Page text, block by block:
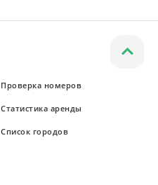
Проверка номеров
Статистика аренды
Список городов